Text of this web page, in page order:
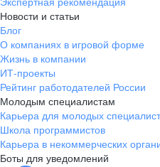
Новости и статьи
Блог
О компаниях в игровой форме
Жизнь в компании
ИТ-проекты
Рейтинг работодателей России
Молодым специалистам
Карьера для молодых
Школа программистов
Карьера в некоммерческих
Боты для уведомлений